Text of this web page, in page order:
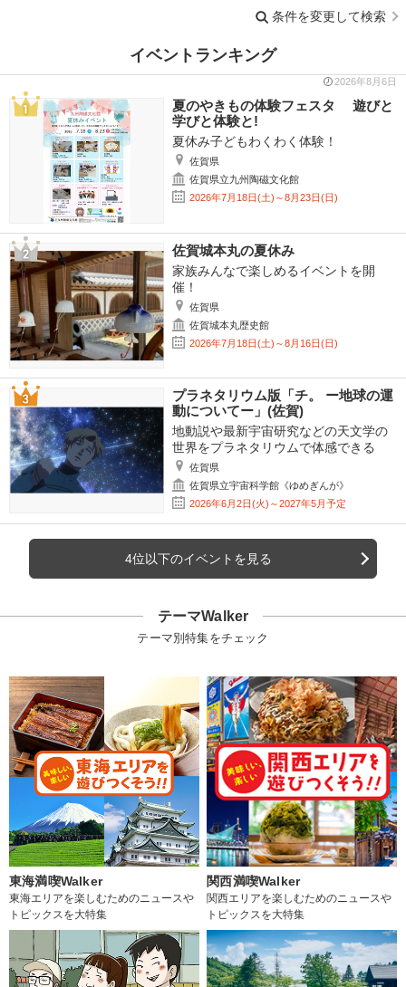
条件を変更して検索
イベントランキング
2026年8月6日
夏のやきもの体験フェスタ 遊びと
学びと体験と!
夏休み子どもわくわく体験！
佐賀県
佐賀県立九州陶磁文化館
2026年7月18日(土)～8月23日(日)
佐賀城本丸の夏休み
家族みんなで楽しめるイベントを開
催！
佐賀県
佐賀城本丸歴史館
2026年7月18日(土)～8月16日(日)
プラネタリウム版「チ。 ー地球の運
動についてー」(佐賀)
地動説や最新宇宙研究などの天文学の
世界をプラネタリウムで体感できる
佐賀県
佐賀県立宇宙科学館《ゆめぎんが》
2026年6月2日(火)～2027年5月予定
4位以下のイベントを見る
テーマWalker
テーマ別特集をチェック
東海満喫Walker
東海エリアを楽しむためのニュースや
トピックスを大特集
関西満喫Walker
関西エリアを楽しむためのニュースや
トピックスを大特集